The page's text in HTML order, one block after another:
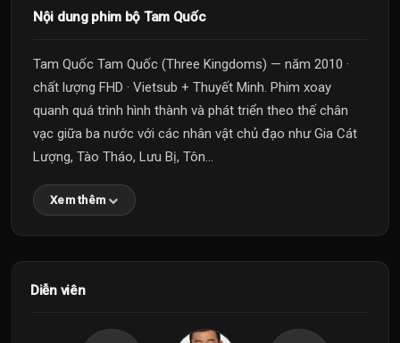
Nội dung phim bộ Tam Quốc
Tam Quốc Tam Quốc (Three Kingdoms) — năm 2010 ·
chất lượng FHD · Vietsub + Thuyết Minh. Phim xoay
quanh quá trình hình thành và phát triển theo thế chân
vạc giữa ba nước với các nhân vật chủ đạo như Gia Cát
Lượng, Tào Tháo, Lưu Bị, Tôn...
Xem thêm
Diễn viên